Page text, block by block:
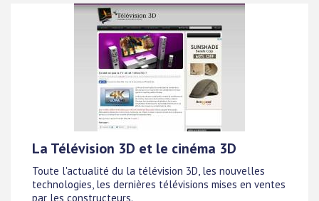
La Télévision 3D et le cinéma 3D
Toute l'actualité du la télévision 3D, les nouvelles
technologies, les dernières télévisions mises en ventes
par les constructeurs.